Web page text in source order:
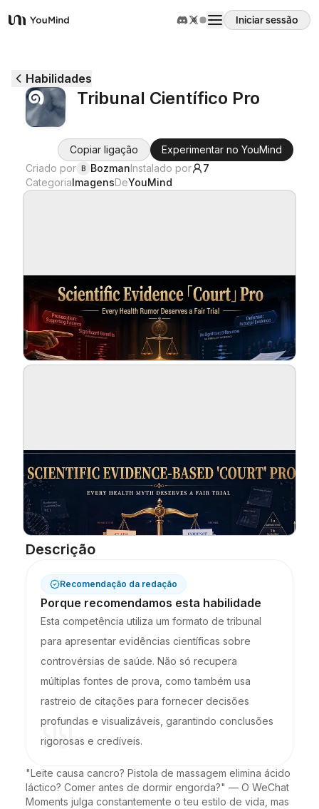
YouMind
Iniciar sessão
Casos de uso
Habilidades
Transferir
Blogue
Habilidades
Tribunal Científico Pro
Copiar ligação
Experimentar no YouMind
Criado por B BozmanInstalado por
7
CategoriaImagensDeYouMind
Descrição
Recomendação da redação
Porque recomendamos esta habilidade
Esta competência utiliza um formato de tribunal
para apresentar evidências científicas sobre
controvérsias de saúde. Não só recupera
múltiplas fontes de prova, como também usa
rastreio de citações para fornecer decisões
profundas e visualizáveis, garantindo conclusões
rigorosas e credíveis.
"Leite causa cancro? Pistola de massagem elimina ácido
láctico? Comer antes de dormir engorda?" — O WeChat
Moments julga constantemente o teu estilo de vida, mas